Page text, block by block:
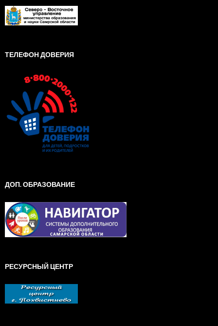
ТЕЛЕФОН ДОВЕРИЯ
ДОП. ОБРАЗОВАНИЕ
РЕСУРСНЫЙ ЦЕНТР